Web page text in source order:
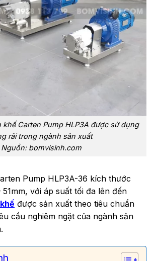
khế Carten Pump HLP3A được sử dụng
rãi trong ngành sản xuất
Nguồn: bomvisinh.com
Pump HLP3A-36 kích thước
51mm, với áp suất tối đa lên đến
được sản xuất theo tiêu chuẩn
cầu nghiêm ngặt của ngành sản